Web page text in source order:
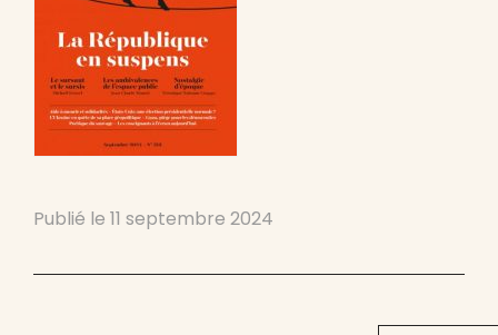
Publié le 11 septembre 2024